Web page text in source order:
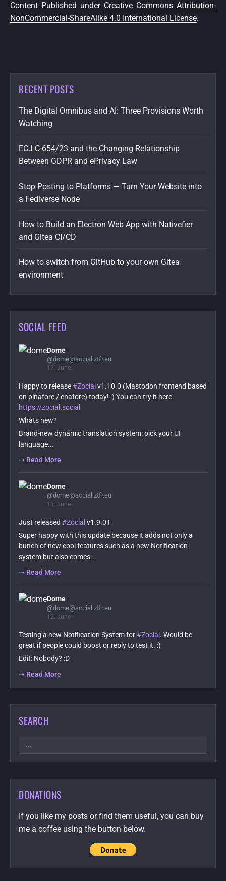
Content Published under Creative Commons Attribution-
NonCommercial-ShareAlike 4.0 International License.
RECENT POSTS
The Digital Omnibus and AI: Three Provisions Worth
Watching
ECJ C-654/23 and the Changing Relationship
Between GDPR and ePrivacy Law
Stop Posting to Platforms — Turn Your Website into
a Fediverse Node
How to Build an Electron Web App with Nativefier
and Gitea CI/CD
How to switch from GitHub to your own Gitea
environment
SOCIAL FEED
Dome
@dome@social.ztfr.eu
17. June
Happy to release#Zocial v1.10.0 (Mastodon frontend based
on pinafore / enafore) today! :) You can try it here:
https://zocial.social
Whats new?
Brand-new dynamic translation system: pick your UI
language...
⇢ Read More
Dome
@dome@social.ztfr.eu
13. June
Just released #Zocial v1.9.0 !
Super happy with this update because it adds not only a
bunch of new cool features such as a new Notification
system but also comes...
⇢ Read More
Dome
@dome@social.ztfr.eu
12. June
Testing a new Notification System for#Zocial . Would be
great if people could boost or reply to test it. :)
Edit: Nobody? :D
⇢ Read More
SEARCH
DONATIONS
If you like my posts or find them useful, you can buy
me a coffee using the button below.